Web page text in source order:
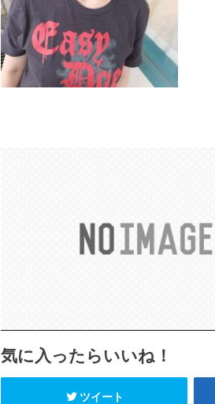
気に入ったらいいね！
ツイート